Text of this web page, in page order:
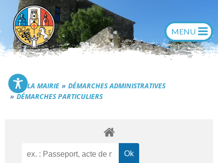
contenu
Commune de Générac
LA MAIRIE
DÉMARCHES ADMINISTRATIVES
DÉMARCHES PARTICULIERS